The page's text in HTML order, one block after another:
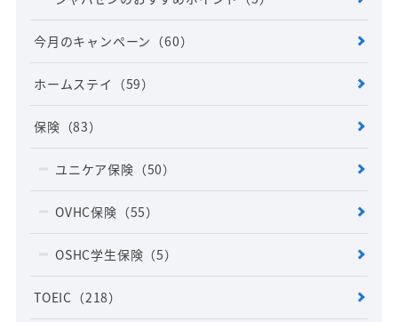
今月のキャンペーン （60）
ホームステイ （59）
保険 （83）
ユニケア保険 （50）
OVHC保険 （55）
OSHC学生保険 （5）
TOEIC （218）